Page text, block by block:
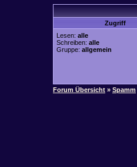
Zugriff
Lesen: alle
Schreiben: alle
Gruppe: allgemein
Forum Übersicht » Spamm